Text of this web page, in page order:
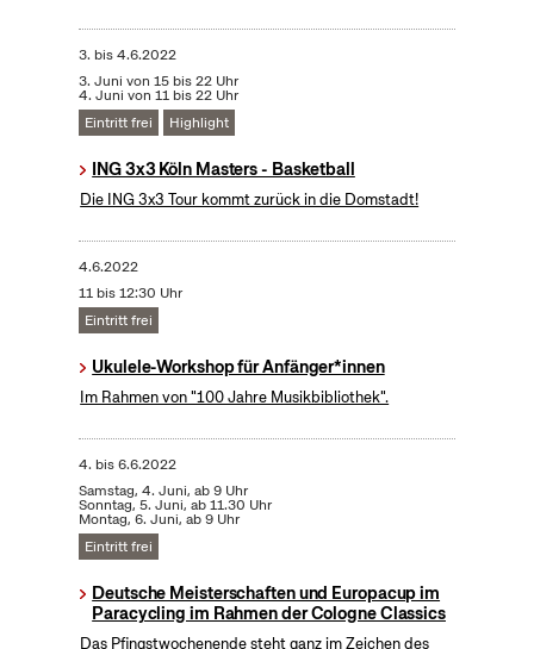
3. bis4.6.2022
3. Juni von 15 bis 22 Uhr
4. Juni von 11 bis 22 Uhr
Eintritt frei
Highlight
ING 3x3 Köln Masters - Basketball
Die ING 3x3 Tour kommt zurück in die Domstadt!
4.6.2022
11 bis 12:30 Uhr
Eintritt frei
Ukulele-Workshop für Anfänger*innen
Im Rahmen von "100 Jahre Musikbibliothek".
4. bis6.6.2022
Samstag, 4. Juni, ab 9 Uhr
Sonntag, 5. Juni, ab 11.30 Uhr
Montag, 6. Juni, ab 9 Uhr
Eintritt frei
Deutsche Meisterschaften und Europacup im
Paracycling im Rahmen der Cologne Classics
Das Pfingstwochenende steht ganz im Zeichen des